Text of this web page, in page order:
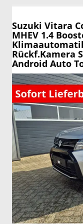
Suzuki Vitara
MHEV 1.4
Rückf.Kamera
Android Auto